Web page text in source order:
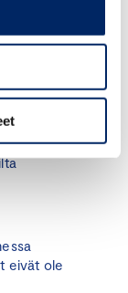
-yhtiöiden
käytettyä
eivät ole